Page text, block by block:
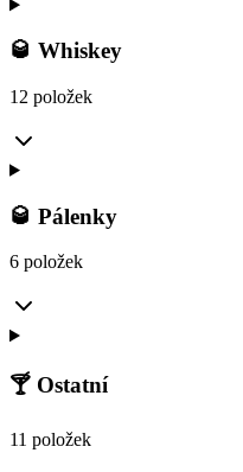
🥃 Whiskey
12 položek
🥃 Pálenky
6 položek
🍸 Ostatní
11 položek